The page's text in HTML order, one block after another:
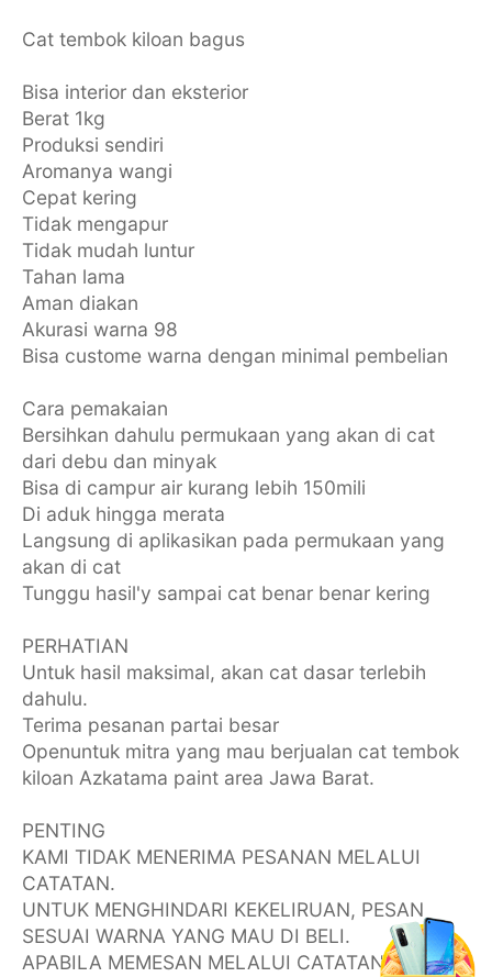
Cat tembok kiloan bagus
Bisa interior dan eksterior
Berat 1kg
Produksi sendiri
Aromanya wangi
Cepat kering
Tidak mengapur
Tidak mudah luntur
Tahan lama
Aman diakan
Akurasi warna 98
Bisa custome warna dengan minimal pembelian
Cara pemakaian
Bersihkan dahulu permukaan yang akan di cat
dari debu dan minyak
Bisa di campur air kurang lebih 150mili
Di aduk hingga merata
Langsung di aplikasikan pada permukaan yang
akan di cat
Tunggu hasil'y sampai cat benar benar kering
PERHATIAN
Untuk hasil maksimal, akan cat dasar terlebih
dahulu.
Terima pesanan partai besar
Openuntuk mitra yang mau berjualan cat tembok
kiloan Azkatama paint area Jawa Barat.
PENTING
KAMI TIDAK MENERIMA PESANAN MELALUI
CATATAN.
UNTUK MENGHINDARI KEKELIRUAN, PESAN
SESUAI WARNA YANG MAU DI BELI.
APABILA MEMESAN MELALUI CATATAN, KAMI